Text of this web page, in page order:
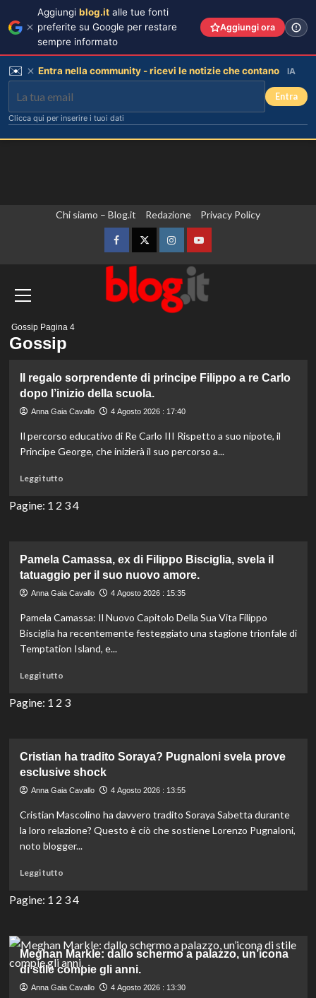
Chi siamo – Blog.it Redazione Privacy Policy
FacebookTwitterInstagramYouTube
principale
Gossip Pagina 4
Gossip
Il regalo sorprendente di principe Filippo a re Carlo
dopo l’inizio della scuola.
Anna Gaia Cavallo 4 Agosto 2026 : 17:40
Il percorso educativo di Re Carlo III Rispetto a suo nipote, il
Principe George, che inizierà il suo percorso a...
Leggi tuttoLeggi
più
sorprendente
di
principe
Filippo
re
Carlo
dopo
della
Pagine: 1 2 34
Pamela Camassa, ex di Filippo Bisciglia, svela il
tatuaggio per il suo nuovo amore.
Anna Gaia Cavallo 4 Agosto 2026 : 15:35
Pamela Camassa: Il Nuovo Capitolo Della Sua Vita Filippo
Bisciglia ha recentemente festeggiato una stagione trionfale di
Temptation Island, e...
Leggi tuttoLeggi
più
ex
di
Bisciglia,
il
tatuaggio
per
suo
amore.
Pagine: 1 2 3
Cristian ha tradito Soraya? Pugnaloni svela prove
esclusive shock
Anna Gaia Cavallo 4 Agosto 2026 : 13:55
Cristian Mascolino ha davvero tradito Soraya Sabetta durante
la loro relazione? Questo è ciò che sostiene Lorenzo Pugnaloni,
noto blogger...
Leggi tuttoLeggi
più
tradito
Soraya?
Pugnaloni
svela
Pagine: 1 2 34
Meghan Markle: dallo schermo a palazzo, un’icona
di stile compie gli anni.
Anna Gaia Cavallo 4 Agosto 2026 : 13:30
Aggiungi blog.it alle tue fonti
preferite su Google per restare
sempre informato
Aggiungi ora
✉️ Entra nella community - ricevi le notizie che contano IA
Entra
Clicca qui per inserire i tuoi dati